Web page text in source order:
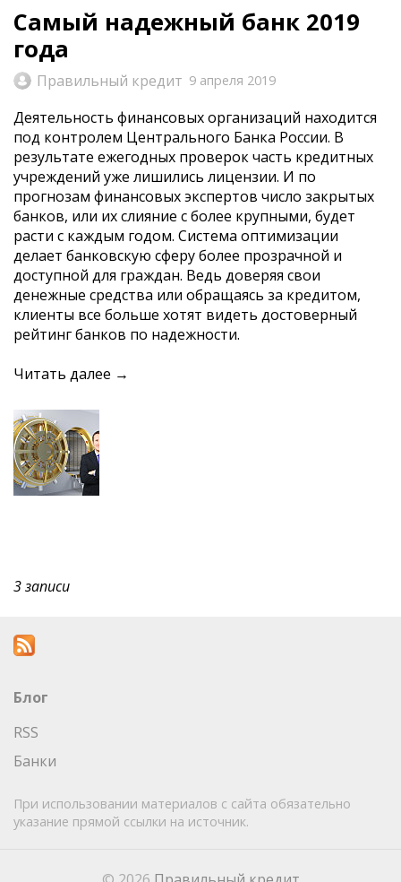
Самый надежный банк 2019
года
Правильный кредит 9 апреля 2019
Деятельность финансовых организаций находится
под контролем Центрального Банка России. В
результате ежегодных проверок часть кредитных
учреждений уже лишились лицензии. И по
прогнозам финансовых экспертов число закрытых
банков, или их слияние с более крупными, будет
расти с каждым годом. Система оптимизации
делает банковскую сферу более прозрачной и
доступной для граждан. Ведь доверяя свои
денежные средства или обращаясь за кредитом,
клиенты все больше хотят видеть достоверный
рейтинг банков по надежности.
Читать далее →
3 записи
Блог
RSS
Банки
При использовании материалов с сайта обязательно
указание прямой ссылки на источник.